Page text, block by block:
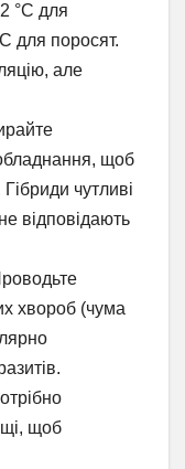
°C для
для поросят.
але
щоб
чутливі
відповідають
хвороб (чума
щоб